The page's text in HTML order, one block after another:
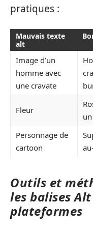
pratiques :
Mauvais texte
alt
Image d’un
homme avec
une cravate
Fleur
Personnage de
cartoon
Outils et
les balises
plateformes